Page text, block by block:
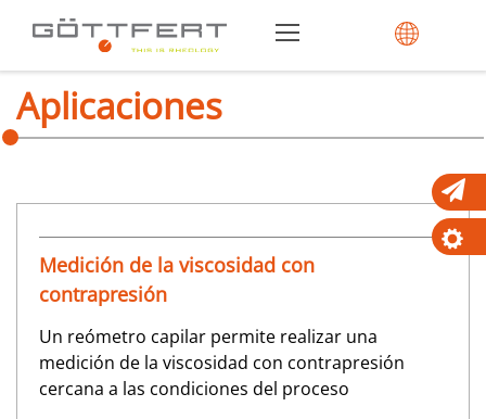
Aplicaciones
Medición de la viscosidad con
contrapresión
Un reómetro capilar permite realizar una
medición de la viscosidad con contrapresión
cercana a las condiciones del proceso